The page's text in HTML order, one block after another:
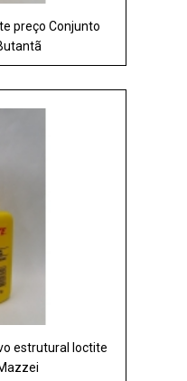
preço Conjunto
estrutural loctite